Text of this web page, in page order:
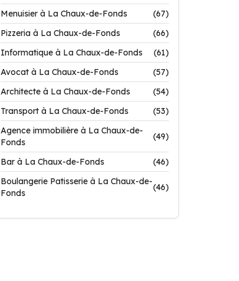
Menuisier à La Chaux-de-Fonds
(67)
Pizzeria à La Chaux-de-Fonds
(66)
Informatique à La Chaux-de-Fonds
(61)
Avocat à La Chaux-de-Fonds
(57)
Architecte à La Chaux-de-Fonds
(54)
Transport à La Chaux-de-Fonds
(53)
Agence immobilière à La Chaux-de-
Fonds
(49)
Bar à La Chaux-de-Fonds
(46)
Boulangerie Patisserie à La Chaux-de-
Fonds
(46)